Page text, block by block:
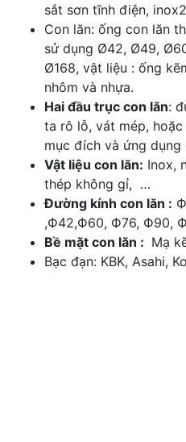
sắt sơn tĩnh điện,
Con lăn: ống con lăn
sử dụng Ø42, Ø49,
Ø168, vật liệu : ống
nhôm và nhựa.
Hai đầu trục con lăn:
ta rô lỗ, vát mép,
mục đích và ứng dụng
Vật liệu con lăn: Inox,
thép không gỉ, …
Đường kính con lăn :
,Ф42,Ф60, Ф76, Ф90,
Bề mặt con lăn : Mạ
Bạc đạn: KBK, Asahi,